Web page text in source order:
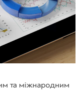
та міжнародним